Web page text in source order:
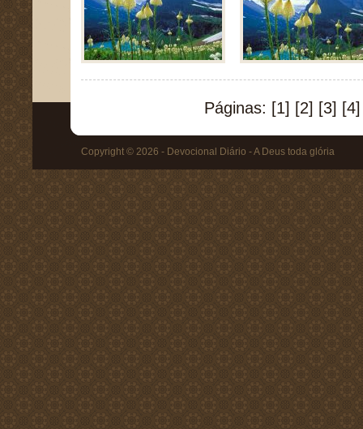
Páginas: [1] [2] [3] [4]
Copyright © 2026 - Devocional Diário - A Deus toda glória